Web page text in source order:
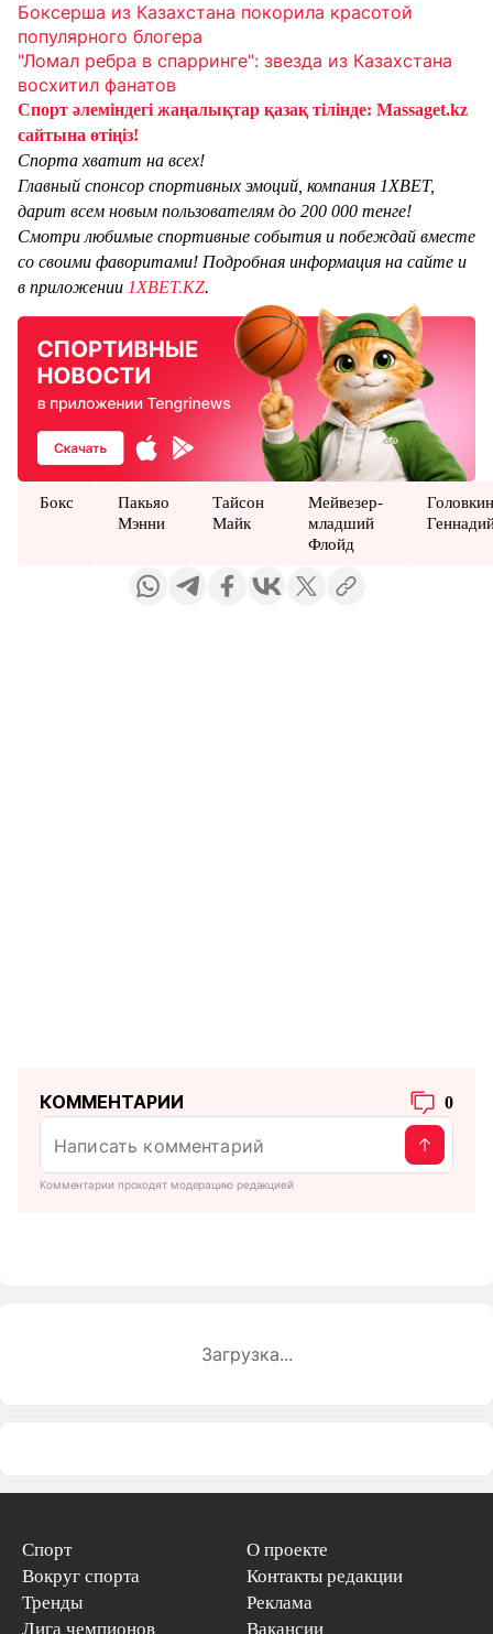
Боксерша из Казахстана покорила красотой
популярного блогера
"Ломал ребра в спарринге": звезда из Казахстана
восхитил фанатов
Спорт әлеміндегі жаңалықтар қазақ тілінде: Massaget.kz
сайтына өтіңіз!
Спорта хватит на всех!
Главный спонсор спортивных эмоций, компания 1XBET,
дарит всем новым пользователям до 200 000 тенге!
Смотри любимые спортивные события и побеждай вместе
со своими фаворитами! Подробная информация на сайте и
в приложении 1XBET.KZ.
Бокс
Пакьяо
Мэнни
Тайсон
Майк
Мейвезер-
младший
Флойд
КОММЕНТАРИИ 0
Комментарии проходят модерацию редакцией
Загрузка...
Спорт
Вокруг спорта
Тренды
Лига чемпионов
О проекте
Контакты редакции
Реклама
Вакансии